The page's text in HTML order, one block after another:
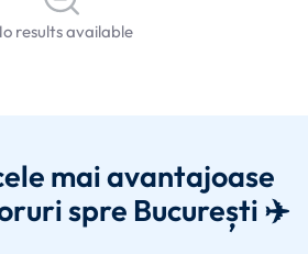
results available
mai avantajoase
spre București ✈️